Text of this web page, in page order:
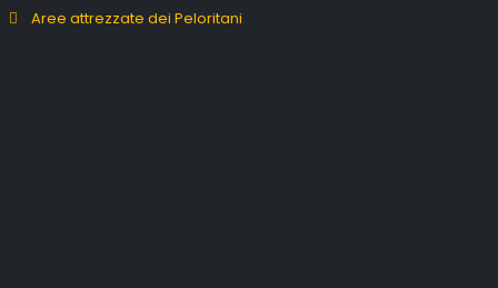
Aree attrezzate dei Peloritani